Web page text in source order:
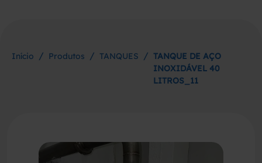
Início / Produtos / TANQUES / TANQUE DE AÇO
INOXIDÁVEL 40
LITROS_11